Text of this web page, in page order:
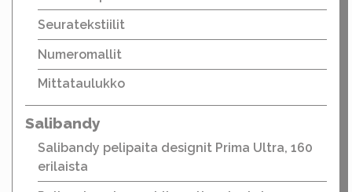
Seuratekstiilit
Numeromallit
Mittataulukko
Salibandy
Salibandy pelipaita designit Prima Ultra, 160
erilaista